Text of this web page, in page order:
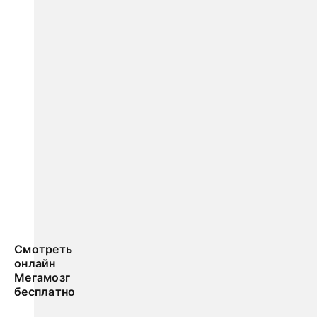
Смотреть
онлайн
Мегамозг
бесплатно